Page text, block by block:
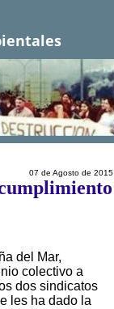
07 de Agosto de 2015
del Mar,
colectivo a
dos sindicatos
les ha dado la